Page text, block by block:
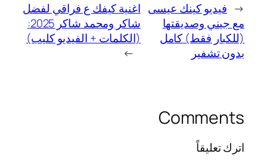
← فيديو كينك عيسى
مع جيني وصديقتها
(للكبار فقط) كامل
بدون تشفير
اغنية كيفك ع فراقي لفضل
شاكر ومحمد شاكر 2025:
(الكلمات + الفيديو كليب)
→
Comments
اترك تعليقاً